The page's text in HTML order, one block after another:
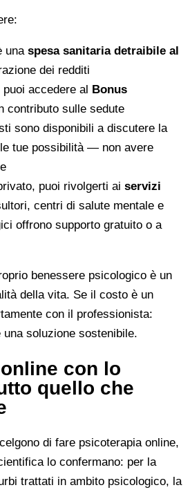
una spesa sanitaria detraibile al
dei redditi
accedere al Bonus
contributo sulle sedute
sono disponibili a discutere la
tue possibilità — non avere
puoi rivolgerti ai servizi
centri di salute mentale e
offrono supporto gratuito o a
benessere psicologico è un
della vita. Se il costo è un
con il professionista:
soluzione sostenibile.
con lo
quello che
di fare psicoterapia online,
lo confermano: per la
trattati in ambito psicologico, la